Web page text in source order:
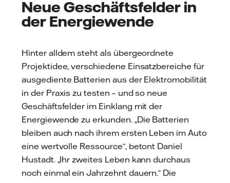
Neue Geschäftsfelder in
der Energiewende
Hinter alldem steht als übergeordnete
Projektidee, verschiedene Einsatzbereiche für
ausgediente Batterien aus der Elektromobilität
in der Praxis zu testen – und so neue
Geschäftsfelder im Einklang mit der
Energiewende zu erkunden. „Die Batterien
bleiben auch nach ihrem ersten Leben im Auto
eine wertvolle Ressource“, betont Daniel
Hustadt. „Ihr zweites Leben kann durchaus
noch einmal ein Jahrzehnt dauern.“ Die